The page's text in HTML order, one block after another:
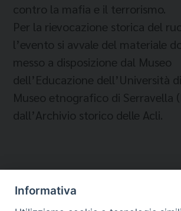
contro la mafia e il terrorismo.
Per la rievocazione storica del
l’evento si avvale del materiale
messo a disposizione dal Museo
dell’Educazione dell’Università
Museo etnografico di Serravella
dall’Archivio storico delle Acli.
Informativa